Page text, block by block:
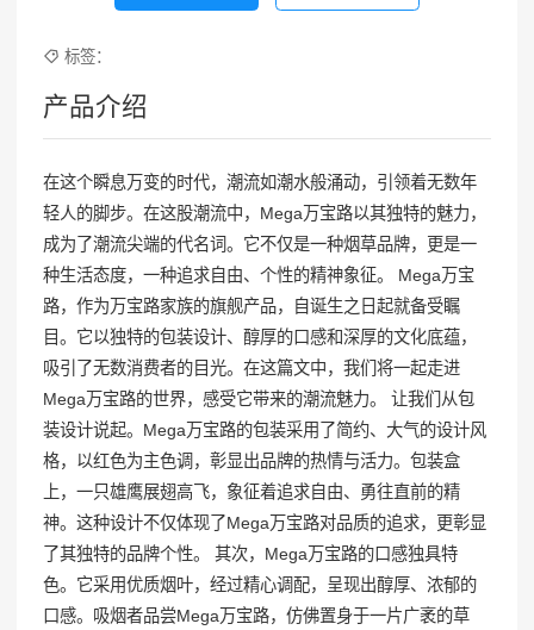
标签：
产品介绍
在这个瞬息万变的时代，潮流如潮水般涌动，引领着无数年
轻人的脚步。在这股潮流中，Mega万宝路以其独特的魅力，
成为了潮流尖端的代名词。它不仅是一种烟草品牌，更是一
种生活态度，一种追求自由、个性的精神象征。 Mega万宝
路，作为万宝路家族的旗舰产品，自诞生之日起就备受瞩
目。它以独特的包装设计、醇厚的口感和深厚的文化底蕴，
吸引了无数消费者的目光。在这篇文中，我们将一起走进
Mega万宝路的世界，感受它带来的潮流魅力。 让我们从包
装设计说起。Mega万宝路的包装采用了简约、大气的设计风
格，以红色为主色调，彰显出品牌的热情与活力。包装盒
上，一只雄鹰展翅高飞，象征着追求自由、勇往直前的精
神。这种设计不仅体现了Mega万宝路对品质的追求，更彰显
了其独特的品牌个性。 其次，Mega万宝路的口感独具特
色。它采用优质烟叶，经过精心调配，呈现出醇厚、浓郁的
口感。吸烟者品尝Mega万宝路，仿佛置身于一片广袤的草